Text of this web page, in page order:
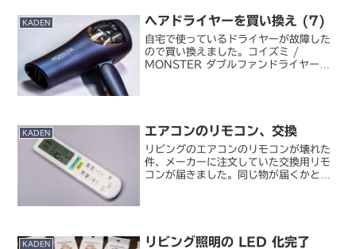
KADEN ヘアドライヤーを買い換え (7)
自宅で使っているドライヤーが故障した
ので買い換えました。コイズミ /
MONSTER ダブルファンドライヤー
KADEN エアコンのリモコン、交換
リビングのエアコンのリモコンが壊れた
件、メーカーに注文していた交換用リモ
コンが届きました。同じ物が届くかと思
KADEN リビング照明の LED 化完了